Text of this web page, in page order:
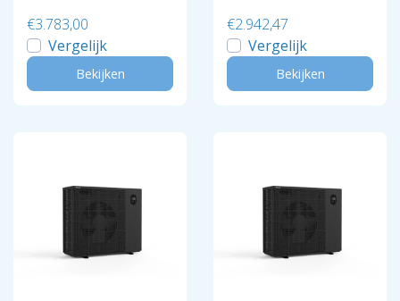
€3.783,00
Vergelijk
Bekijken
€2.942,47
Vergelijk
Bekijken